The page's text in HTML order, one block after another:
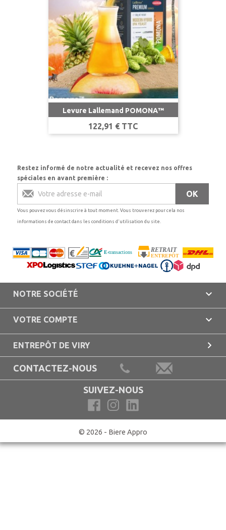
Levure Lallemand POMONA™
Prix
122,91 € TTC
Restez informé de notre actualité et recevez nos offres
spéciales en avant première :
Vous pouvez vous désinscrire à tout moment. Vous trouverez pour cela nos
informations de contact dans les conditions d'utilisation du site.
NOTRE SOCIÉTÉ 
VOTRE COMPTE 
ENTREPÔT DE VIRY 
CONTACTEZ-NOUS
SUIVEZ-NOUS
© 2026 - Biere Appro